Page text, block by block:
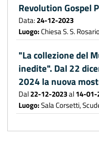
Revolution Gospel
Data:24-12-2023
Luogo:Chiesa S. S.
"La collezione del
inedite". Dal 22
2024 la nuova
Dal22-12-2023al14-01-
Luogo:Sala Corsetti,